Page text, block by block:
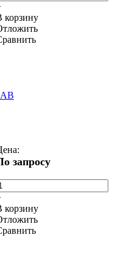
корзину
запросу
корзину